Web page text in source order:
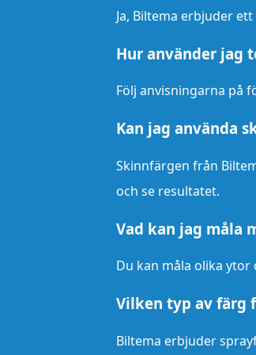
Ja, Biltema erbjuder
Hur använder jag
Följ anvisningarna på
Kan jag använda
Skinnfärgen från
och se resultatet.
Vad kan jag måla
Du kan måla olika
Vilken typ av färg
Biltema erbjuder